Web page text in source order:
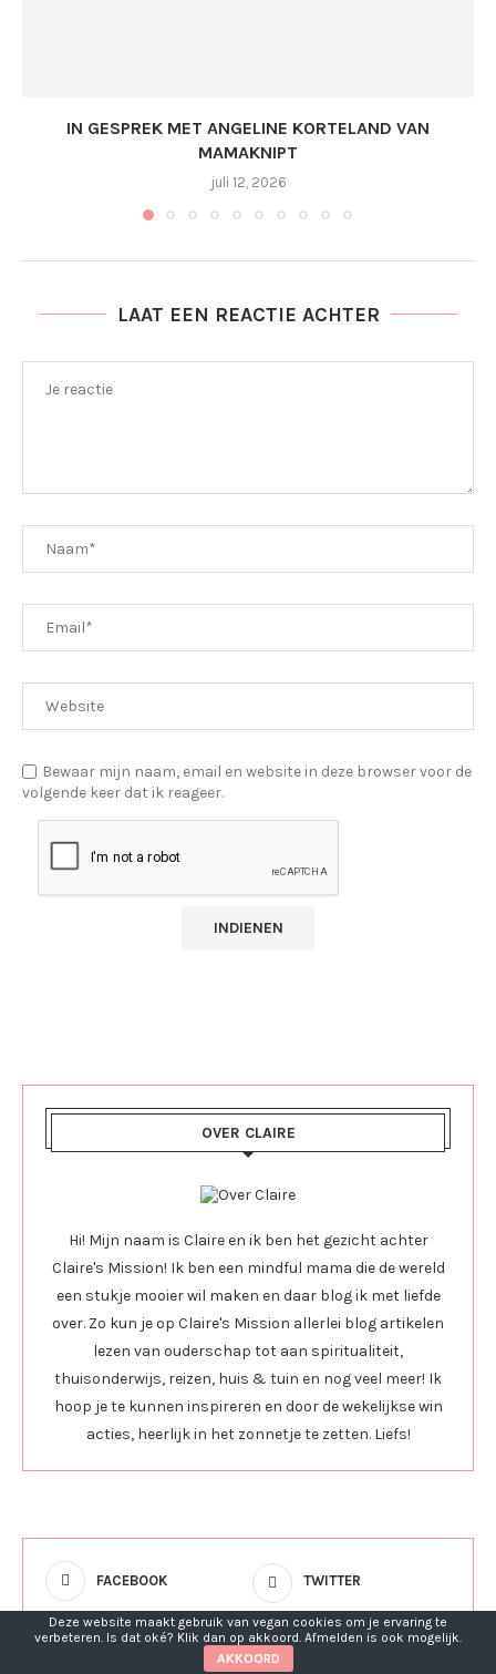
IN GESPREK MET ANGELINE KORTELAND VAN
MAMAKNIPT
juli 12, 2026
LAAT EEN REACTIE ACHTER
Bewaar mijn naam, email en website in deze browser voor de
volgende keer dat ik reageer.
OVER CLAIRE
Hi! Mijn naam is Claire en ik ben het gezicht achter
Claire's Mission! Ik ben een mindful mama die de wereld
een stukje mooier wil maken en daar blog ik met liefde
over. Zo kun je op Claire's Mission allerlei blog artikelen
lezen van ouderschap tot aan spiritualiteit,
thuisonderwijs, reizen, huis & tuin en nog veel meer! Ik
hoop je te kunnen inspireren en door de wekelijkse win
acties, heerlijk in het zonnetje te zetten. Liefs!
FACEBOOK TWITTER
INSTAGRAM PINTEREST
Deze website maakt gebruik van vegan cookies om je ervaring te
verbeteren. Is dat oké? Klik dan op akkoord. Afmelden is ook mogelijk.
AKKOORD